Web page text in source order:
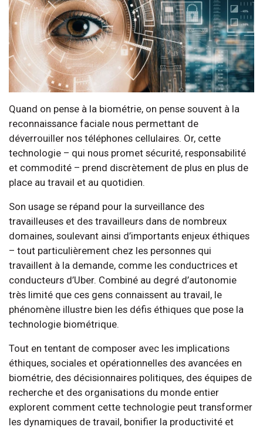
Quand on pense à la biométrie, on pense souvent à la
reconnaissance faciale nous permettant de
déverrouiller nos téléphones cellulaires. Or, cette
technologie – qui nous promet sécurité, responsabilité
et commodité – prend discrètement de plus en plus de
place au travail et au quotidien.
Son usage se répand pour la surveillance des
travailleuses et des travailleurs dans de nombreux
domaines, soulevant ainsi d’importants enjeux éthiques
– tout particulièrement chez les personnes qui
travaillent à la demande, comme les conductrices et
conducteurs d’Uber. Combiné au degré d’autonomie
très limité que ces gens connaissent au travail, le
phénomène illustre bien les défis éthiques que pose la
technologie biométrique.
Tout en tentant de composer avec les implications
éthiques, sociales et opérationnelles des avancées en
biométrie, des décisionnaires politiques, des équipes de
recherche et des organisations du monde entier
explorent comment cette technologie peut transformer
les dynamiques de travail, bonifier la productivité et